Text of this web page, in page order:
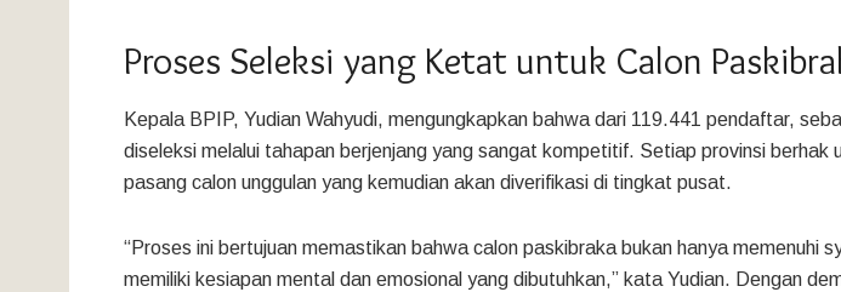
Proses Seleksi yang Ketat untuk Calon
Kepala BPIP, Yudian Wahyudi, mengungkapkan bahwa dari 119.441 pendaftar,
diseleksi melalui tahapan berjenjang yang sangat kompetitif. Setiap provinsi berhak
pasang calon unggulan yang kemudian akan diverifikasi di tingkat pusat.
“Proses ini bertujuan memastikan bahwa calon paskibraka bukan hanya memenuhi
memiliki kesiapan mental dan emosional yang dibutuhkan,” kata Yudian. Dengan